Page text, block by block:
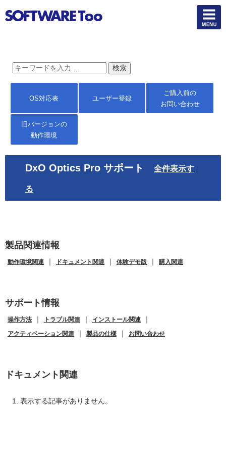
OS対応表 ユーザー登録
ご購入前の
お問い合わせ
旧バージョンの
動作環境
DxO Optics Pro サポート 全件表示す
る
製品関連情報
動作環境関連 ｜ ドキュメント関連 ｜ 体験デモ版 ｜ 購入関連
サポート情報
操作方法 ｜ トラブル関連 ｜ インストール関連 ｜
アクティベーション関連 ｜ 製品の仕様 ｜ お問い合わせ
ドキュメント関連
表示する記事がありません。